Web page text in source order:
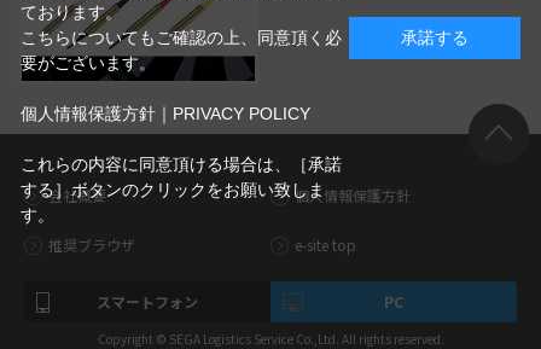
会社概要 個人情報保護方針
推奨ブラウザ e-site top
スマートフォン PC
Copyright © SEGA Logistics Service Co.,Ltd. All rights reserved.
ております。
こちらについてもご確認の上、同意頂く必
要がございます。
個人情報保護方針｜PRIVACY POLICY
これらの内容に同意頂ける場合は、［承諾
する］ボタンのクリックをお願い致しま
す。
承諾する